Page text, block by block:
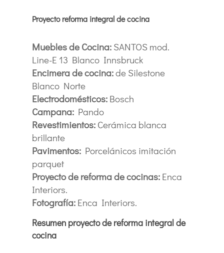
Proyecto reforma integral de cocina
Muebles de Cocina: SANTOS mod.
Line-E 13 Blanco Innsbruck
Encimera de cocina:de Silestone
Blanco Norte
Electrodomésticos: Bosch
Campana: Pando
Revestimientos: Cerámica blanca
brillante
Pavimentos: Porcelánicos imitación
parquet
Proyecto de reforma de cocinas: Enca
Interiors.
Fotografía: Enca Interiors.
Resumen proyecto de reforma integral de
cocina